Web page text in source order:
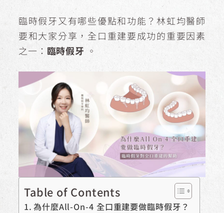
臨時假牙又有哪些優點和功能？林虹均醫師
要和大家分享，全口重建要成功的重要因素
之一： 臨時假牙 。
Table of Contents
為什麼All-On-4 全口重建要做臨時假牙？